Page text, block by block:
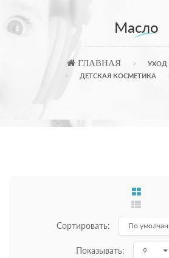
Масло
ГЛАВНАЯ
УХОД
ДЕТСКАЯ КОСМЕТИКА
Сортировать: По
Показывать: 9